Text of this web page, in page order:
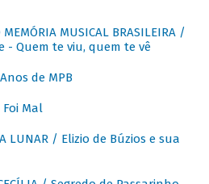
MEMÓRIA MUSICAL BRASILEIRA /
- Quem te viu, quem te vê
de MPB
Foi Mal
LUNAR / Elizio de Búzios e sua